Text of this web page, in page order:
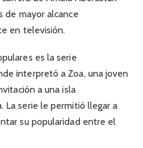
de mayor alcance
en televisión.
es la serie
interpretó a Zoa, una joven
a una isla
La serie le permitió llegar a
su popularidad entre el